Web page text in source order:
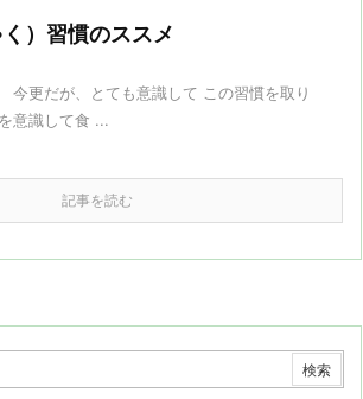
）習慣のススメ
今更だが、とても意識して この習慣を取り
意識して食 ...
記事を読む